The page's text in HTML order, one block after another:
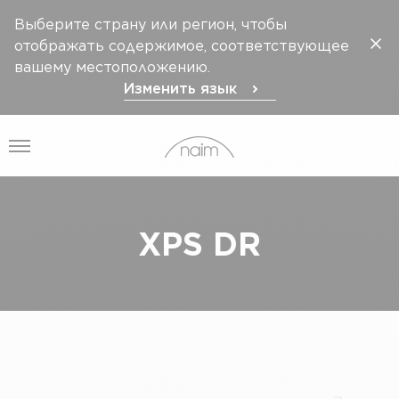
Выберите страну или регион, чтобы
отображать содержимое, соответствующее
вашему местоположению.
Изменить язык
Открыть меню
XPS DR